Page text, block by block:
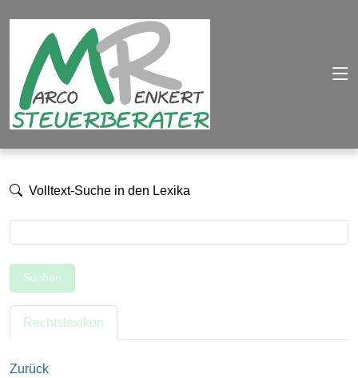
Volltext-Suche in den Lexika
Suchen
Rechtslexikon
Zurück